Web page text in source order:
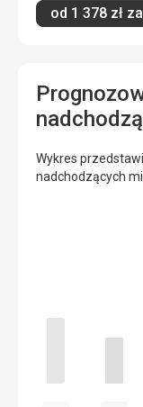
od 1 378 zł
Wykres
nadchodzących